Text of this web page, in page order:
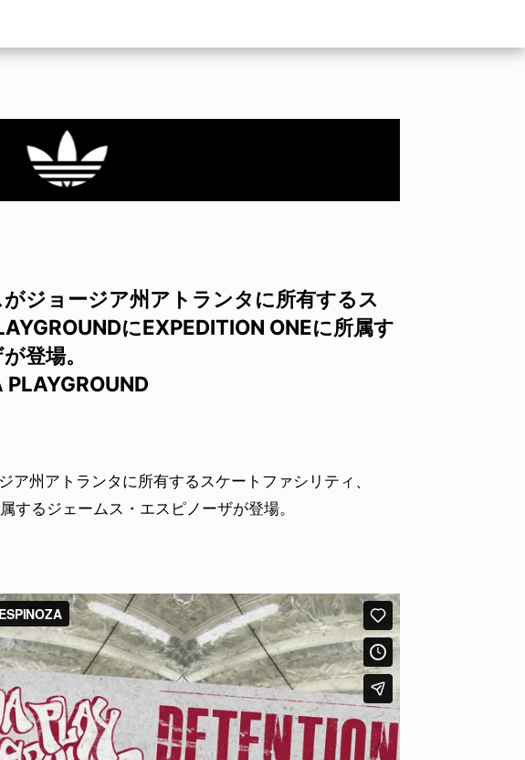
ジョージア州アトランタに所有するス
にEXPEDITION ONEに所属す
登場。
ア州アトランタに所有するスケートファシリティ、
するジェームス・エスピノーザが登場。